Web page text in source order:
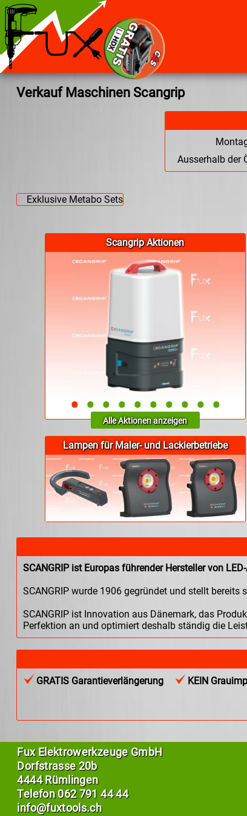
Verkauf Maschinen Scangrip
Ausserhalb der
Alle Aktionen anzeigen
Scangrip Aktionen
• •••••••• •
Lampen für Maler- und Lackierbetriebe
SCANGRIP ist Europas führender Hersteller von
SCANGRIP wurde 1906 gegründet und stellt
SCANGRIP ist Innovation aus Dänemark, das
Perfektion an und optimiert deshalb ständig die
GRATIS Garantieverlängerung KEIN
Fux Elektrowerkzeuge GmbH
Dorfstrasse 20b
4444 Rümlingen
Telefon062 791 44 44
info@fuxtools.ch